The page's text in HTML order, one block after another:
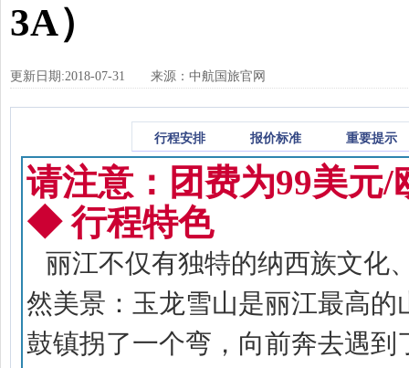
3A）
更新日期:2018-07-31 来源：中航国旅官网
行程安排 报价标准 重要提示
请注意：团费为99美元
◆ 行程特色
丽江不仅有独特的纳西族文化
然美景：玉龙雪山是丽江最高
鼓镇拐了一个弯，向前奔去遇